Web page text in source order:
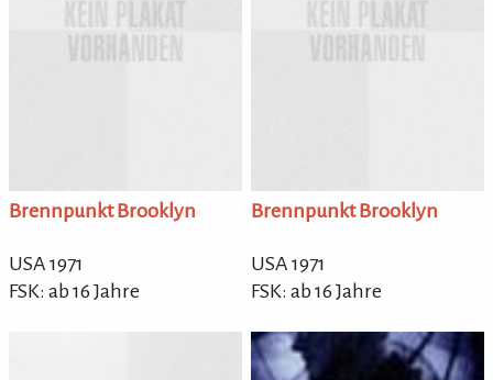
Brennpunkt Brooklyn
USA 1971
FSK: ab 16 Jahre
Brennpunkt Brooklyn
USA 1971
FSK: ab 16 Jahre